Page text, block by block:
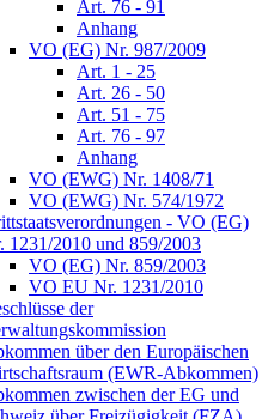
Art. 76 - 91
Anhang
VO (EG) Nr. 987/2009
Art. 1 - 25
Art. 26 - 50
Art. 51 - 75
Art. 76 - 97
Anhang
VO (EWG) Nr. 1408/71
VO (EWG) Nr. 574/1972
- VO (EG)
1231/2010 und 859/2003
VO (EG) Nr. 859/2003
VO EU Nr. 1231/2010
der
über den Europäischen
(EWR-Abkommen)
zwischen der EG und